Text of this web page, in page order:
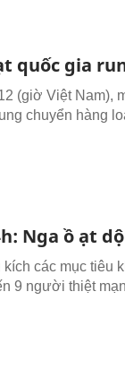
quốc gia
(giờ Việt Nam),
chuyển hàng
Nga ồ ạt
kích các mục tiêu
9 người thiệt